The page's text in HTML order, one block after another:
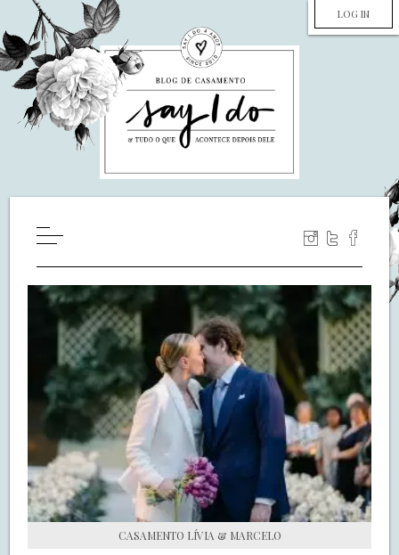
LOG IN
WILL YOU MARRY ME?
LUA DE MEL
COZINHA
DECORAÇÃO
DE NOIVA PRA NOIVA
S.O.S CASADAS
FALE COM O SAY I DO
CASAMENTO LÍVIA & MARCELO